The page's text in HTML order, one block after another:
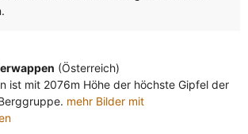
(Österreich)
ist mit 2076m Höhe der höchste Gipfel der
mehr Bilder mit